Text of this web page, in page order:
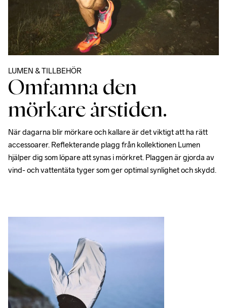
LUMEN & TILLBEHÖR
Omfamna den
mörkare årstiden.
När dagarna blir mörkare och kallare är det viktigt att ha rätt
accessoarer. Reflekterande plagg från kollektionen Lumen
hjälper dig som löpare att synas i mörkret. Plaggen är gjorda av
vind- och vattentäta tyger som ger optimal synlighet och skydd.